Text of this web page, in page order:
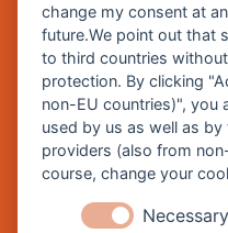
So
Inhalte
change my consent at
future.We point out that
to third countries
protection. By clicking
non-EU countries)", you
used by us as well as
providers (also from
course, change your
Necessary